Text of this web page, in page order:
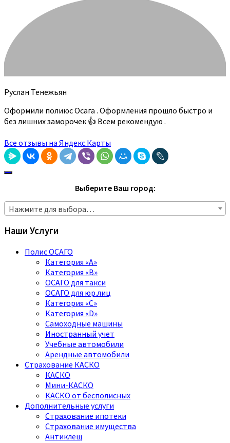
Руслан Тенежьян
Оформили полиюс Осага . Оформления прошло быстро и
без лишних заморочек 👍 Всем рекомендую .
Все отзывы на Яндекс.Карты
Выберите Ваш город:
Нажмите для выбора…
Наши Услуги
Полис ОСАГО
Категория «A»
Категория «B»
ОСАГО для такси
ОСАГО для юр.лиц
Категория «C»
Категория «D»
Самоходные машины
Иностранный учет
Учебные автомобили
Арендные автомобили
Страхование КАСКО
КАСКО
Мини-КАСКО
КАСКО от бесполисных
Дополнительные услуги
Страхование ипотеки
Страхование имущества
Антиклещ